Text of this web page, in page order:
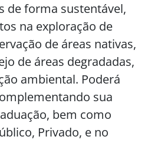
de forma sustentável,
na exploração de
de áreas nativas,
de áreas degradadas,
ambiental. Poderá
sua
bem como
Privado, e no